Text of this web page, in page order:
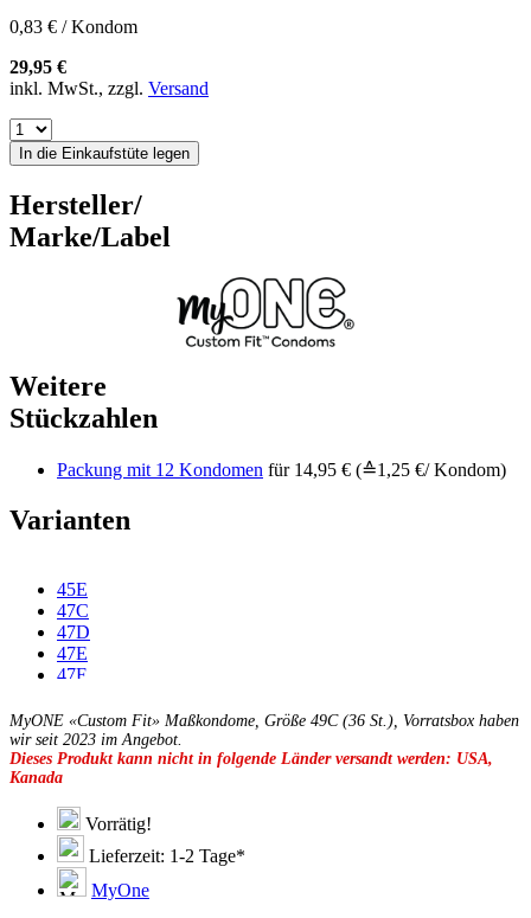
0,83 € / Kondom
29,95 €
inkl. MwSt., zzgl. Versand
In die Einkaufstüte legen
Hersteller/
Marke/Label
Weitere
Stückzahlen
Packung mit 12 Kondomen für 14,95 € (≙1,25 €/ Kondom)
Varianten
45E
47C
47D
47E
47F
49E
49F
49G
51C
51D
51E
51F
51G
51H
MyONE «Custom Fit» Maßkondome, Größe 49C (36 St.), Vorratsbox haben
wir seit 2023 im Angebot.
Dieses Produkt kann nicht in folgende Länder versandt werden: USA,
Kanada
Vorrätig!
Lieferzeit: 1-2 Tage*
MyOne